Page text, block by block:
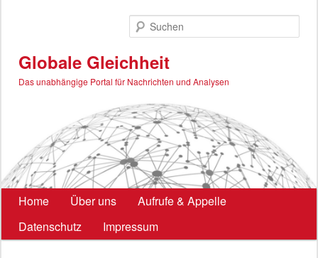
Globale Gleichheit
Das unabhängige Portal für Nachrichten und Analysen
Hauptmenü
Home Über uns
Aufrufe & Appelle
Datenschutz
Impressum